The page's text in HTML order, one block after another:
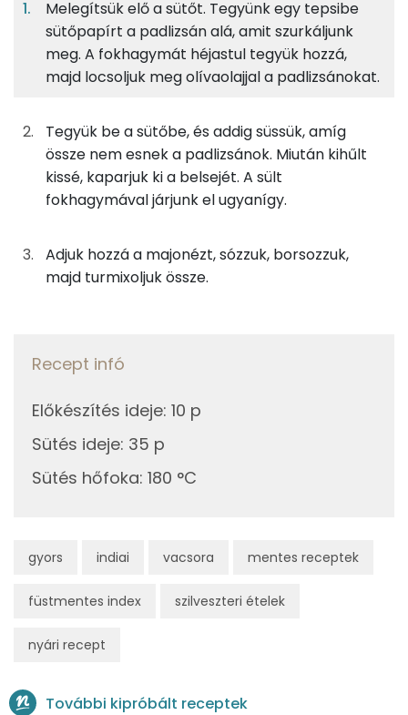
gyors indiai vacsora mentes receptek
füstmentes index szilveszteri ételek
nyári recept
1%
Fehérje
6%
Szénhidrát
4%
Zsír
200gpadlizsán
48 kcal
2gfokhagyma
3 kcal
4g olívaolaj
só
0g bors
0 kcal
Összesen
Egy
adagban
4
adagban
100
grammban
1%
6%
4%
89%
TOP ásványi anyagok
Foszfor
Nátrium
Magnézium
Kálcium
TOP vitaminok
Kolin:
C vitamin:
Niacin - B3 vitamin:
Melegítsük elő a sütőt. Tegyünk egy tepsibe
sütőpapírt a padlizsán alá, amit szurkáljunk
meg. A fokhagymát héjastul tegyük hozzá,
majd locsoljuk meg olívaolajjal a padlizsánokat.
Tegyük be a sütőbe, és addig süssük, amíg
össze nem esnek a padlizsánok. Miután kihűlt
kissé, kaparjuk ki a belsejét. A sült
fokhagymával járjunk el ugyanígy.
Adjuk hozzá a majonézt, sózzuk, borsozzuk,
majd turmixoljuk össze.
Recept infó
Előkészítés ideje: 10 p
Sütés ideje: 35 p
Sütés hőfoka: 180 °C
További kipróbált receptek